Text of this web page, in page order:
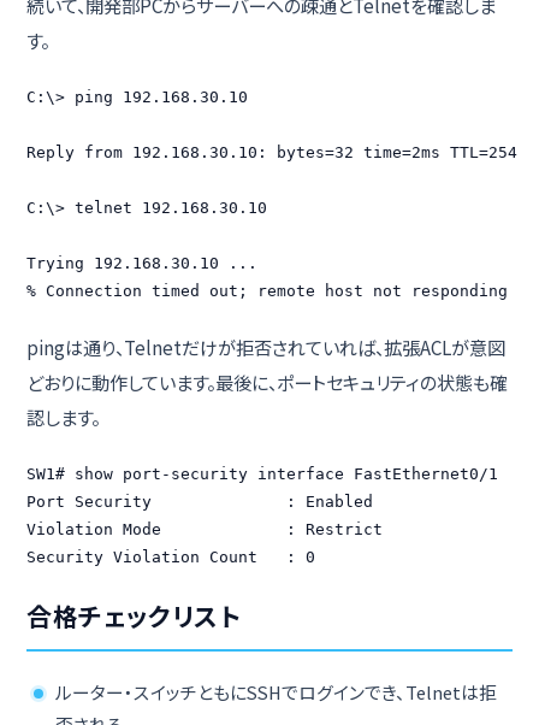
す。
C:\> ping 192.168.30.10
Reply from 192.168.30.10: bytes=32 time=2ms TTL=254
C:\> telnet 192.168.30.10
Trying 192.168.30.10 ...
% Connection timed out; remote host not responding
pingは通り、Telnetだけが拒否されていれば、拡張ACLが意図
どおりに動作しています。最後に、ポートセキュリティの状態も確
認します。
SW1# show port-security interface FastEthernet0/1
Port Security              : Enabled
Violation Mode             : Restrict
Security Violation Count   : 0
合格チェックリスト
ルーター・スイッチともにSSHでログインでき、Telnetは拒